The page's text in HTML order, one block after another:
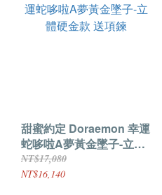
甜蜜約定 Doraemon 幸運
蛇哆啦A夢黃金墜子-立體
硬金款 送項鍊
NT$17,080
NT$16,140